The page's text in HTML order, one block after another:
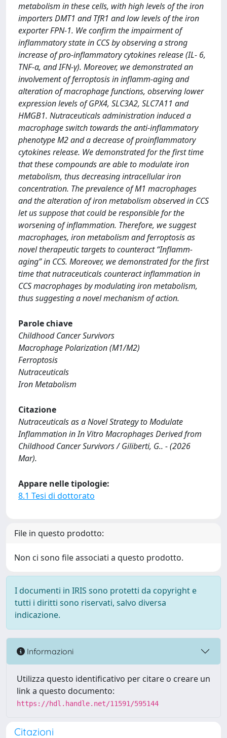
metabolism in these cells, with high levels of the iron
importers DMT1 and TfR1 and low levels of the iron
exporter FPN-1. We confirm the impairment of
inflammatory state in CCS by observing a strong
increase of pro-inflammatory cytokines release (IL- 6,
TNF-α, and IFN-γ). Moreover, we demonstrated an
involvement of ferroptosis in inflamm-aging and
alteration of macrophage functions, observing lower
expression levels of GPX4, SLC3A2, SLC7A11 and
HMGB1. Nutraceuticals administration induced a
macrophage switch towards the anti-inflammatory
phenotype M2 and a decrease of proinflammatory
cytokines release. We demonstrated for the first time
that these compounds are able to modulate iron
metabolism, thus decreasing intracellular iron
concentration. The prevalence of M1 macrophages
and the alteration of iron metabolism observed in CCS
let us suppose that could be responsible for the
worsening of inflammation. Therefore, we suggest
macrophages, iron metabolism and ferroptosis as
novel therapeutic targets to counteract “Inflamm-
aging” in CCS. Moreover, we demonstrated for the first
time that nutraceuticals counteract inflammation in
CCS macrophages by modulating iron metabolism,
thus suggesting a novel mechanism of action.
Parole chiave
Childhood Cancer Survivors
Macrophage Polarization (M1/M2)
Ferroptosis
Nutraceuticals
Iron Metabolism
Citazione
Nutraceuticals as a Novel Strategy to Modulate
Inflammation in In Vitro Macrophages Derived from
Childhood Cancer Survivors / Giliberti, G.. - (2026
Mar).
Appare nelle tipologie:
8.1 Tesi di dottorato
File in questo prodotto:
Non ci sono file associati a questo prodotto.
I documenti in IRIS sono protetti da copyright e
tutti i diritti sono riservati, salvo diversa
indicazione.
Informazioni
Utilizza questo identificativo per citare o creare un
link a questo documento:
https://hdl.handle.net/11591/595144
Citazioni